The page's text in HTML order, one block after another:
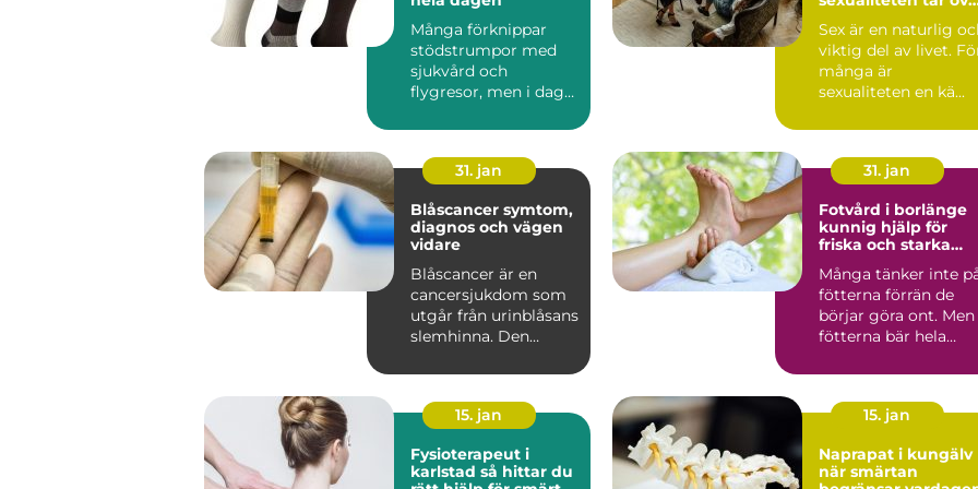
Många förknippar
stödstrumpor med
sjukvård och
flygresor, men i dag
kontoret, ...
Sex är en naturlig
viktig del av livet.
många är
sexualiteten en kä...
31. jan
Blåscancer symtom,
diagnos och vägen
vidare
Blåscancer är en
cancersjukdom som
utgår från urinblåsans
slemhinna. Den
person...
31. jan
Fotvård i borlänge
kunnig hjälp för
friska och starka
Många tänker inte
fötterna förrän de
börjar göra ont. Men
fötterna bär hela
e...
15. jan
Fysioterapeut i
karlstad så hittar du
15. jan
Naprapat i kungälv
när smärtan